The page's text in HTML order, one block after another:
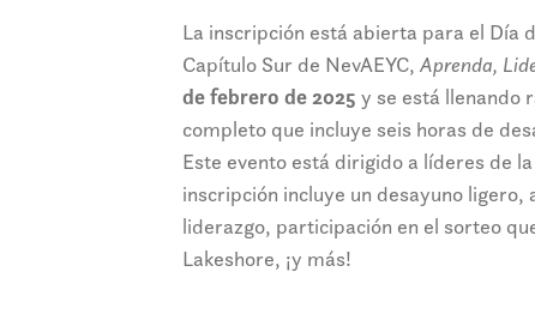
La inscripción está abierta para el Día
Capítulo Sur de NevAEYC, Aprenda,
de febrero de 2025 y se está llenando
completo que incluye seis horas de
Este evento está dirigido a líderes de
inscripción incluye un desayuno
liderazgo, participación en el sorteo
Lakeshore, ¡y más!